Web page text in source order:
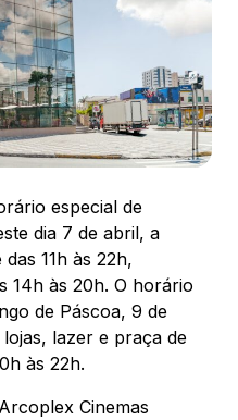
Cinema
especial de
dia 7 de abril, a
11h às 22h,
14h às 20h. O horário
de Páscoa, 9 de
lazer e praça de
às 22h.
Cinemas